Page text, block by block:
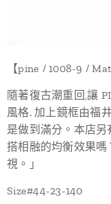
【pine / 1008-9 /
隨著復古潮重回,讓
風格. 加上鏡框由福
是做到滿分。本店另
搭相融的均衡效果嗎
視。」
Size#44-23-140